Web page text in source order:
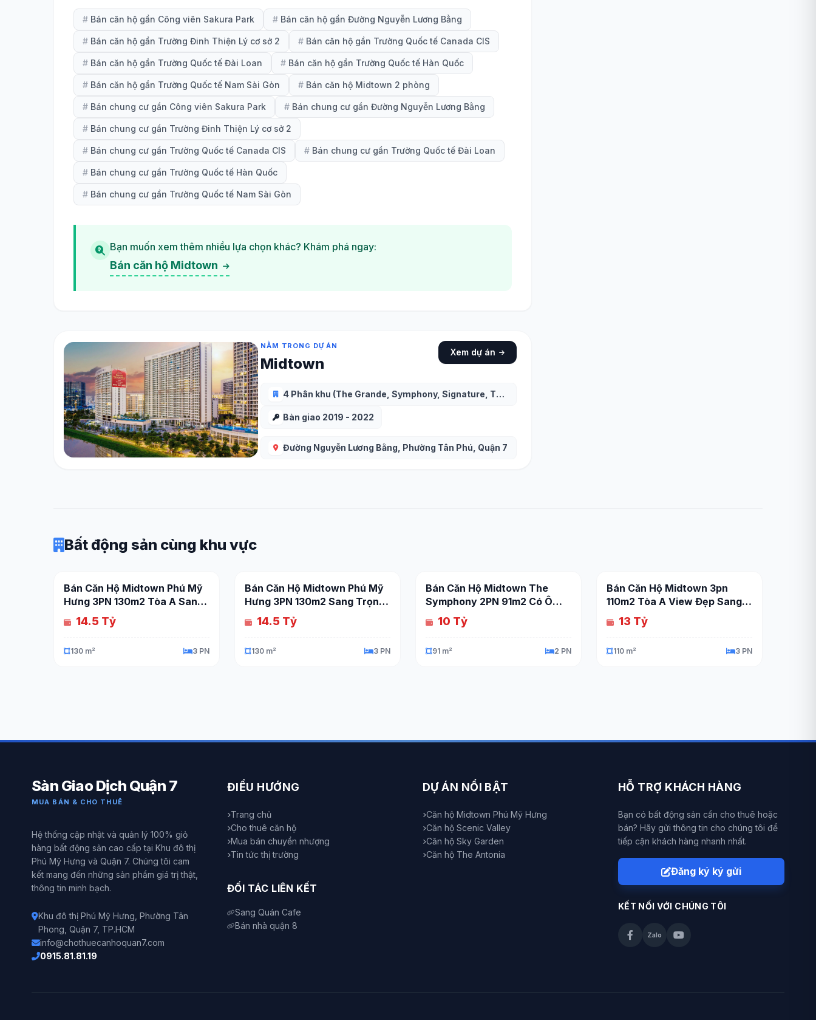
# Bán căn hộ gần Công viên Sakura Park # Bán căn hộ gần Đường Nguyễn Lương Bằng
# Bán căn hộ gần Trường Đinh Thiện Lý cơ sở 2 # Bán căn hộ gần Trường Quốc tế Canada CIS
# Bán căn hộ gần Trường Quốc tế Đài Loan # Bán căn hộ gần Trường Quốc tế Hàn Quốc
# Bán căn hộ gần Trường Quốc tế Nam Sài Gòn # Bán căn hộ Midtown 2 phòng
# Bán chung cư gần Công viên Sakura Park # Bán chung cư gần Đường Nguyễn Lương Bằng
# Bán chung cư gần Trường Đinh Thiện Lý cơ sở 2
# Bán chung cư gần Trường Quốc tế Canada CIS # Bán chung cư gần Trường Quốc tế Đài Loan
# Bán chung cư gần Trường Quốc tế Hàn Quốc
# Bán chung cư gần Trường Quốc tế Nam Sài Gòn
Bạn muốn xem thêm nhiều lựa chọn khác? Khám phá ngay:
Bán căn hộ Midtown
NẰM TRONG DỰ ÁN
Midtown
Xem dự án
4 Phân khu (The Grande, Symphony, Signature, The Peak)
Bàn giao 2019 - 2022
Đường Nguyễn Lương Bằng, Phường Tân Phú, Quận 7
Bất động sản cùng khu vực
Bán Căn Hộ Midtown Phú Mỹ
Hưng 3PN 130m2 Tòa A Sang
Trọng
14.5 Tỷ
130 m² 3 PN
Bán Căn Hộ Midtown Phú Mỹ
Hưng 3PN 130m2 Sang Trọng
Đẳng Cấp
14.5 Tỷ
130 m² 3 PN
Bán Căn Hộ Midtown The
Symphony 2PN 91m2 Có Ô
Đậu Xe Riêng
10 Tỷ
91 m² 2 PN
Bán Căn Hộ Midtown 3pn
110m2 Tòa A View Đẹp Sang
Trọng
13 Tỷ
110 m² 3 PN
Sàn Giao Dịch Quận 7
MUA BÁN & CHO THUÊ
Hệ thống cập nhật và quản lý 100% giỏ
hàng bất động sản cao cấp tại Khu đô thị
Phú Mỹ Hưng và Quận 7. Chúng tôi cam
kết mang đến những sản phẩm giá trị thật,
thông tin minh bạch.
Khu đô thị Phú Mỹ Hưng, Phường Tân
Phong, Quận 7, TP.HCM
info@chothuecanhoquan7.com
0915.81.81.19
ĐIỀU HƯỚNG
Trang chủ
Cho thuê căn hộ
Mua bán chuyển nhượng
Tin tức thị trường
ĐỐI TÁC LIÊN KẾT
Sang Quán Cafe
Bán nhà quận 8
DỰ ÁN NỔI BẬT
Căn hộ Midtown Phú Mỹ Hưng
Căn hộ Scenic Valley
Căn hộ Sky Garden
Căn hộ The Antonia
HỖ TRỢ KHÁCH HÀNG
Bạn có bất động sản cần cho thuê hoặc
bán? Hãy gửi thông tin cho chúng tôi để
tiếp cận khách hàng nhanh nhất.
Đăng ký ký gửi
KẾT NỐI VỚI CHÚNG TÔI
Zalo